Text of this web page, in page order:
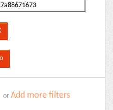
or Add more filters